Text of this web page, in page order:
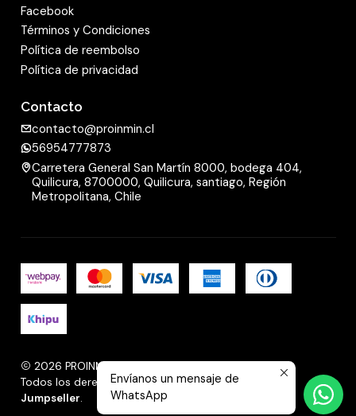
Facebook
Términos y Condiciones
Política de reembolso
Política de privacidad
Contacto
contacto@proinmin.cl
56954777873
Carretera General San Martín 8000, bodega 404,
Quilicura, 8700000, Quilicura, santiago, Región
Metropolitana, Chile
2026 PROINMIN.
Todos los derechos reservados.Desarrollado por
Jumpseller.
Envíanos un mensaje de
WhatsApp